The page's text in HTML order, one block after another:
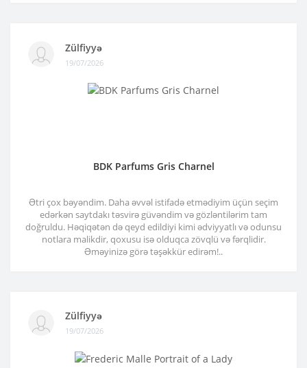
Zülfiyyə
19/07/2026
BDK Parfums Gris Charnel
Ətri çox bəyəndim. Daha əvvəl istifadə etmədiyim üçün seçim
edərkən saytdakı təsvirə güvəndim və gözləntilərim tam
doğruldu. Həqiqətən də qeyd edildiyi kimi ədviyyatlı və odunsu
notlara malikdir, qoxusu isə olduqca zövqlü və fərqlidir.
Əməyinizə görə təşəkkür edirəm!..
Zülfiyyə
19/07/2026